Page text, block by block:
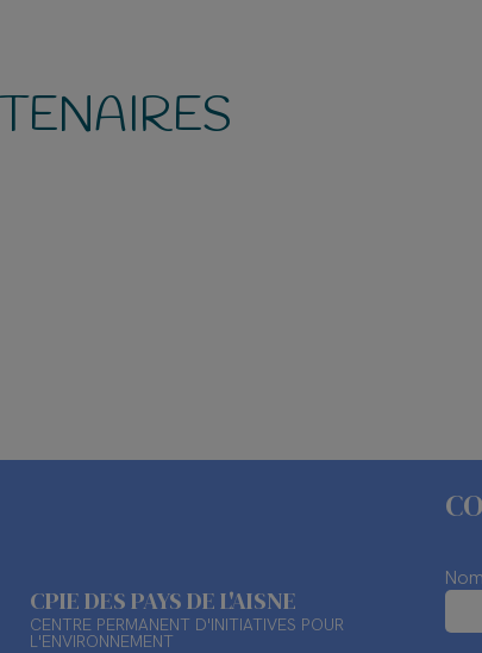
CPIE DES PAYS DE L'AISNE
CENTRE PERMANENT D'INITIATIVES POUR
L'ENVIRONNEMENT
Nom